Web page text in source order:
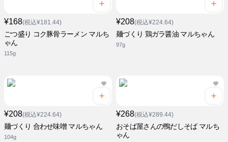
¥168(税込¥181.44)
ごつ盛り コク豚骨ラーメン マルち
ゃん
115g
¥208(税込¥224.64)
麺づくり 鶏ガラ醤油 マルちゃん
97g
¥208(税込¥224.64)
麺づくり 合わせ味噌 マルちゃん
104g
¥268(税込¥289.44)
おそば屋さんの鴨だしそば マルち
ゃん